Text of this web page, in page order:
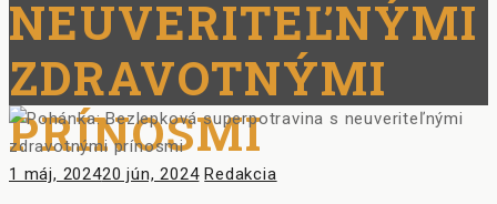
NEUVERITEĽNÝMI
ZDRAVOTNÝMI
PRÍNOSMI
Posted
1 máj, 202420 jún, 2024 Author
Redakcia